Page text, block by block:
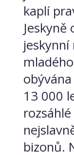
kaplí
13 000
bizonů.